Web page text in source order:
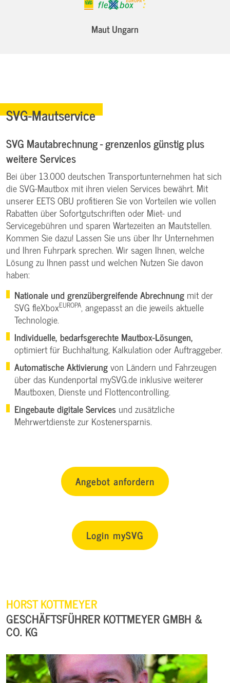
Maut Ungarn
SVG-Mautservice
SVG Mautabrechnung - grenzenlos günstig plus
weitere Services
Bei über 13.000 deutschen Transportunternehmen hat sich
die SVG-Mautbox mit ihren vielen Services bewährt. Mit
unserer EETS OBU profitieren Sie von Vorteilen wie vollen
Rabatten über Sofortgutschriften oder Miet- und
Servicegebühren und sparen Wartezeiten an Mautstellen.
Kommen Sie dazu! Lassen Sie uns über Ihr Unternehmen
und Ihren Fuhrpark sprechen. Wir sagen Ihnen, welche
Lösung zu Ihnen passt und welchen Nutzen Sie davon
haben:
Nationale und grenzübergreifende Abrechnung mit der
SVG fleXboxEUROPA, angepasst an die jeweils aktuelle
Technologie.
Individuelle, bedarfsgerechte Mautbox-Lösungen,
optimiert für Buchhaltung, Kalkulation oder Auftraggeber.
Automatische Aktivierungvon Ländern und Fahrzeugen
über das Kundenportal mySVG.de inklusive weiterer
Mautboxen, Dienste und Flottencontrolling.
Eingebaute digitale Services und zusätzliche
Mehrwertdienste zur Kostenersparnis.
Angebot anfordern
Login mySVG
HORST KOTTMEYER
GESCHÄFTSFÜHRER KOTTMEYER GMBH &
CO. KG